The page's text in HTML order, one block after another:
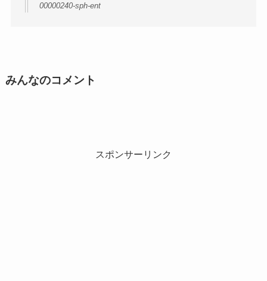
00000240-sph-ent
みんなのコメント
スポンサーリンク